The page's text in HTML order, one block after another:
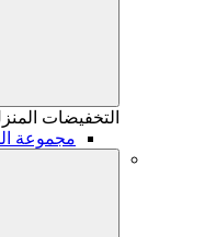
التخفيضات
مجموعة